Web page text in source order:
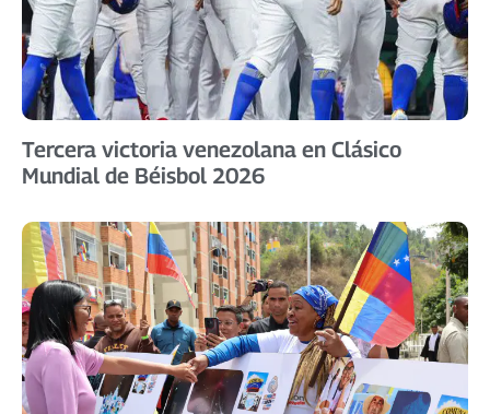
Tercera victoria venezolana en Clásico
Mundial de Béisbol 2026